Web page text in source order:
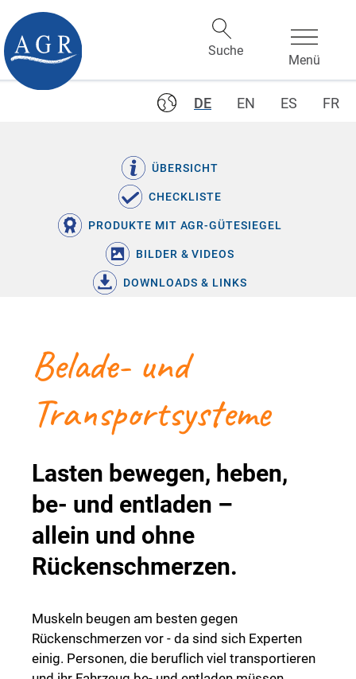
DE EN ES FR
ÜBERSICHT
CHECKLISTE
PRODUKTE MIT AGR-GÜTESIEGEL
BILDER & VIDEOS
DOWNLOADS & LINKS
Belade- und
Transportsysteme
Lasten bewegen, heben,
be- und entladen –
allein und ohne
Rückenschmerzen.
Muskeln beugen am besten gegen
Rückenschmerzen vor - da sind sich Experten
einig. Personen, die beruflich viel transportieren